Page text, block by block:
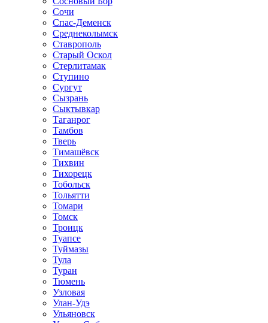
Сочи
Спас-Деменск
Среднеколымск
Ставрополь
Старый Оскол
Стерлитамак
Ступино
Сургут
Сызрань
Сыктывкар
Таганрог
Тамбов
Тверь
Тимашёвск
Тихвин
Тихорецк
Тобольск
Тольятти
Томари
Томск
Троицк
Туапсе
Туймазы
Тула
Туран
Тюмень
Узловая
Улан-Удэ
Ульяновск